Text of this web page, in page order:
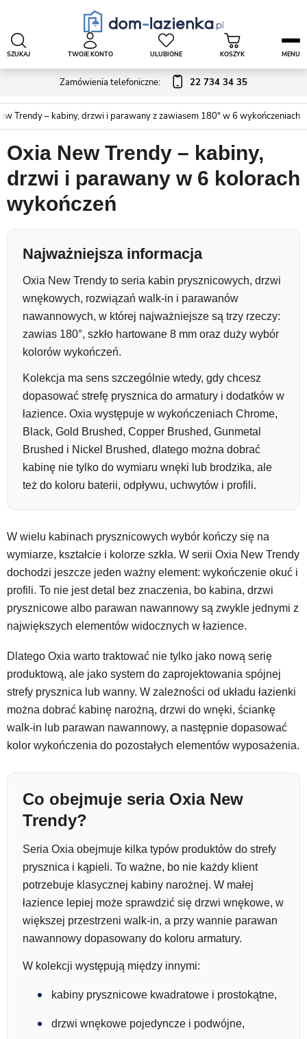
Zamówienia telefoniczne: 22 734 34 35
SZUKAJ TWOJE KONTO ULUBIONE KOSZYK MENU
Trendy – kabiny, drzwi i parawany z zawiasem 180° w 6 wykończeniach
Oxia New Trendy – kabiny,
drzwi i parawany w 6 kolorach
wykończeń
Najważniejsza informacja
Oxia New Trendy to seria kabin prysznicowych, drzwi
wnękowych, rozwiązań walk-in i parawanów
nawannowych, w której najważniejsze są trzy rzeczy:
zawias 180°, szkło hartowane 8 mm oraz duży wybór
kolorów wykończeń.
Kolekcja ma sens szczególnie wtedy, gdy chcesz
dopasować strefę prysznica do armatury i dodatków w
łazience. Oxia występuje w wykończeniach Chrome,
Black, Gold Brushed, Copper Brushed, Gunmetal
Brushed i Nickel Brushed, dlatego można dobrać
kabinę nie tylko do wymiaru wnęki lub brodzika, ale
też do koloru baterii, odpływu, uchwytów i profili.
W wielu kabinach prysznicowych wybór kończy się na
wymiarze, kształcie i kolorze szkła. W serii Oxia New Trendy
dochodzi jeszcze jeden ważny element: wykończenie okuć i
profili. To nie jest detal bez znaczenia, bo kabina, drzwi
prysznicowe albo parawan nawannowy są zwykle jednymi z
największych elementów widocznych w łazience.
Dlatego Oxia warto traktować nie tylko jako nową serię
produktową, ale jako system do zaprojektowania spójnej
strefy prysznica lub wanny. W zależności od układu łazienki
można dobrać kabinę narożną, drzwi do wnęki, ściankę
walk-in lub parawan nawannowy, a następnie dopasować
kolor wykończenia do pozostałych elementów wyposażenia.
Co obejmuje seria Oxia New
Trendy?
Seria Oxia obejmuje kilka typów produktów do strefy
prysznica i kąpieli. To ważne, bo nie każdy klient
potrzebuje klasycznej kabiny narożnej. W małej
łazience lepiej może sprawdzić się drzwi wnękowe, w
większej przestrzeni walk-in, a przy wannie parawan
nawannowy dopasowany do koloru armatury.
W kolekcji występują między innymi:
kabiny prysznicowe kwadratowe i prostokątne,
drzwi wnękowe pojedyncze i podwójne,